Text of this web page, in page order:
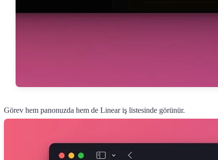
Görev hem panonuzda hem de Linear iş listesinde görünür.